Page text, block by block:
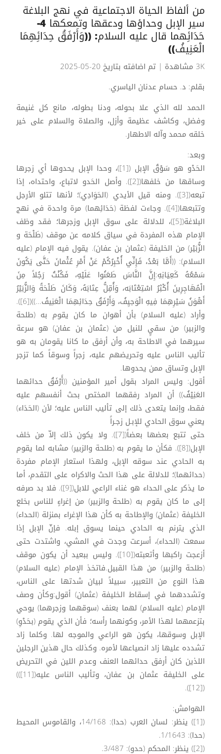
من ألفاظ الحياة الاجتماعية في نهج البلاغة
سير الإبل وحداؤها ودعقها وتمعكها 4-
حَدَائِهما قال عليه السلام: ((وَأَرْفَقُ حِدَائِهِمَا
الْعَنِيفُ))
3K مشاهدة
| تم اضافته بتاريخ 20-05-2025
بقلم: د. حسام عدنان الياسري.
الحمد لله الذي علا بحوله، ودنا بطوله، مانع كل غنيمة
وفضل، وكاشف عظيمة وأزل، والصلاة والسلام على خير
خلقه محمد وآله الاطهار.
وبعد:
الحَدْو هو سَوْقُ الإبل ([1])، وحدا الإبل يحدوها أي زجرها
وساقها من خلفها([2]). وأصل الحَدو لاتباع، واحتداه، إذا
تبعه([3]). ومنه قيل الأيدي (الحَوَادِي)؛ لأنها تتلو الأرجل
وتتبعها([4]). وجاءت لفظة (حَدَائِهما) مرة واحدة في نهج
البلاغة([5])، للدلالة على سوق الإبل وزجرها؛ فقد وظف
الإمام هذه المفردة في سياق كلامه عن موقف (طَلْحَة و
الزُّبَيْر) من الخليفة (عثمان بن عفان). يقول فيه الإمام (عليه
السلام): ((أَمَّا بَعْدُ، فَإِنِّي أُخْبِرُكُمْ عَنْ أَمْرِ عُثْمانَ حَتَّى يَكُونَ
سَمْعُهُ كَعِيَانِهِ:إِنَّ النَّاسَ طَعَنُوا عَلَيْهِ، فَكُنْتُ رَجُلاً مِنَ
الْمُهَاجِرِينَ أُكْثِرُ اسْتِعْتَابَه، وَأُقِلُّ عِتَابَهُ، وَكَانَ طَلْحَةُ وَالزُّبَيْرُ
أَهْوَنُ سَيْرِهِمَا فِيهِ الْوَجيِفُ، وَأَرْفَقُ حِدَائِهِمَا الْعَنِيفُ...))([6]).
وأراد (عليه السلام) بأن أهوان ما كان يقوم به (طلحة
والزبير) من سقيٍ للنيل من (عثمان بن عفان) هو سرعة
سيرهما في الاطاحة به، وأن أرفق ما كانا يقومان به هو
تأليب الناس عليه وتحريضهم عليه، زجراً وسوقاً كما تزجر
الإبل وتساق ممن يحدوها.
أقول: وليس المراد بقول أمير المؤمنين ((أًرْفَقُ حدائهما
العَنِيْفُ)) أن المراد رفقهما المختص بحث أنفسهم عليه
فقط، وإنما يتعدى ذلك إلى تأليب الناس عليه؛ لأن (الحَدَاء)
يعني سوق الحادي للإبـل زجـراً
حتى تتبع بعضها بعضاً([7]). ولا يكون ذلك إلاّ من خلف
الإبل([8]). فكأن ما يقوم به (طلحة والزبير) مشابه لما يقوم
به الحادي عند سوقه الإبل، ولهذا استعار الإمام مفردة
(حدائهما)؛ للدلالة على هذا الحث والاكراه على التقدم، أما
ما يذكر على الحداء هو غناء الراعي للابل([9]). فلا بد صرفه
إلى ما كان يقوم به (طلحة والزبير) من إغراءٍ للناس بخلع
الخليفة (عثمان) والإطاحة به كأن هذا الإغراء بمنزلة (الحداء)
الذي يترنم به الحادي حينما يسوق إبله. فإنّ الإبل إذا
سمعت (الحداء)، أسرعت وجدت في المشي، واشتدت حتى
أزعجت راكبها وأتعبته([10]). وليس ببعيد أن يكون موقف
(طلحة والزبير) من هذا القبيل.فاتخذ الإمام (عليه السلام)
هذا النوع من التعبير، سبيلاً لبيان شدتها على الناس،
وتشددهما في إسقاط الخليفة (عثمان) أقول:وكأن وصف
الإمام (عليه السلام) لهما بعنف (سوقهما وزجرهما) يوحي
بتزعمهما لهذا الأمر، وكونهما رأسه؛ فأن الذي يقوم (بحَدْوِ)
الإبل وسوقها، يكون هو الراعي والموجه لها. وكلما زاد
تشدده عليها زاد انصياعها لأمره. وكذلك حال هذين الرجلين
اللذين كان أرفق حدائهما العنف وعدم اللين في التحريض
على الخليفة عثمان بن عفان، وتأليب الناس عليه([11]))
([12]).
الهوامش:
([1]) ينظر: لسان العرب (حدا): 14/168، والقاموس المحيط
(حدا): 1/1643.
([2]) ينظر: المحكم (حدو): 3/487.